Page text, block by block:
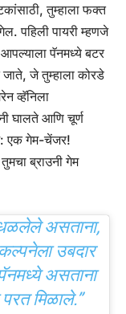
तुम्हाला फक्त
पहिली पायरी म्हणजे
पॅनमध्ये बटर
जाते, जे तुम्हाला कोरडे
व्हॅनिला
घालते आणि चूर्ण
एक गेम-चेंजर!
ब्राउनी गेम
असताना,
उबदार
असताना
मिळाले.”